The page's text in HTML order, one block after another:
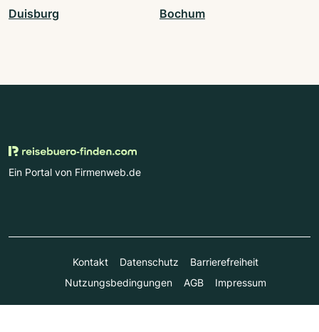
Duisburg Bochum
Ein Portal von Firmenweb.de
Kontakt Datenschutz
Barrierefreiheit
Nutzungsbedingungen
AGB Impressum